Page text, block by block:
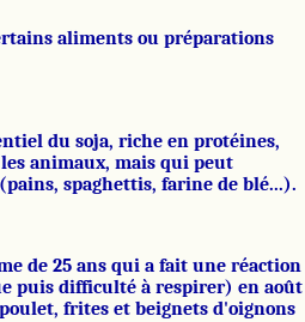
aliments ou préparations
du soja, riche en protéines,
animaux, mais qui peut
spaghettis, farine de blé...).
de 25 ans qui a fait une réaction
puis difficulté à respirer) en août
frites et beignets d'oignons